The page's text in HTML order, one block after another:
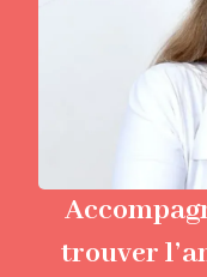
trouver